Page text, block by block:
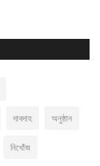
দাবদাহ অনুষ্ঠান
নিখোঁজ